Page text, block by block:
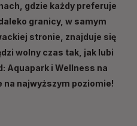
gdzie każdy preferuje
granicy, w samym
stronie, znajduje się
wolny czas tak, jak lubi
Aquapark i Wellness na
na najwyższym poziomie!